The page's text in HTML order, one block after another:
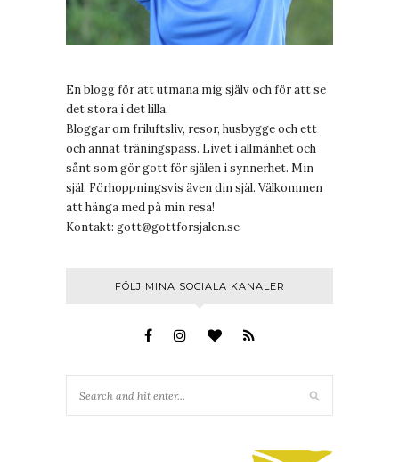
En blogg för att utmana mig själv och för att se
det stora i det lilla.
Bloggar om friluftsliv, resor, husbygge och ett
och annat träningspass. Livet i allmänhet och
sånt som gör gott för själen i synnerhet. Min
själ. Förhoppningsvis även din själ. Välkommen
att hänga med på min resa!
Kontakt: gott@gottforsjalen.se
FÖLJ MINA SOCIALA KANALER